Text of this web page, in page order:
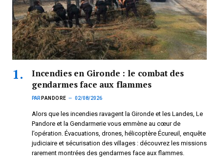
Incendies en Gironde : le combat des
gendarmes face aux flammes
PAR PANDORE 02/08/2026
Alors que les incendies ravagent la Gironde et les Landes, Le
Pandore et la Gendarmerie vous emmène au cœur de
l’opération. Évacuations, drones, hélicoptère Écureuil, enquête
judiciaire et sécurisation des villages : découvrez les missions
rarement montrées des gendarmes face aux flammes.